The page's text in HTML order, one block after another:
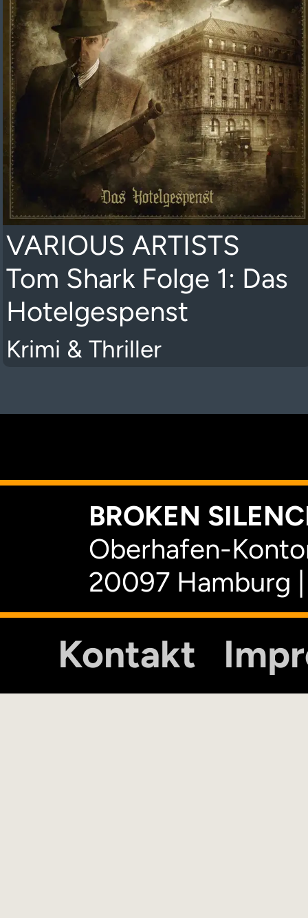
VARIOUS ARTISTS
Tom Shark Folge 1: Das
Hotelgespenst
Krimi & Thriller
BROKEN
Oberhafen-
20097 Hamburg
Kontakt